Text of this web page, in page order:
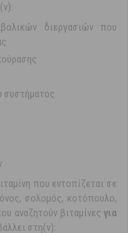
διεργασιών που
συστήματος
που εντοπίζεται σε
σολομός, κοτόπουλο,
αναζητούν βιταμίνες για
στη(ν):